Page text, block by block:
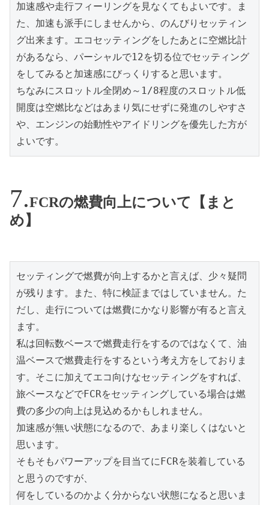
加速感や走行フィーリングを見なくてもよいです。ま
た、加速も派手にしませんから、のんびりセッティン
グ出来ます。エコセッティングをしたあとに空燃比計
があるなら、パーシャルで12を切る位でセッティング
をしてみると加速感にびっくりすると思います。
ちなみにスロットル全閉め～1/8程度のスロットル低
開度は空燃比などはあまり気にせずに発進のしやすさ
や、エンジンの始動性やアイドリングを優先した方が
よいです。
FCRの燃費向上について【まと
め】
セッティングで燃費が向上するかと言えば、少々疑問
が残ります。また、特に検証まではしていません。た
だし、走行については燃費にかなり影響が有ると言え
ます。
私は回転数ベースで燃費走行をするのではなくて、油
温ベースで燃費走行をするという考え方をしておりま
す。そこに加えてエコ向けなセッティングをすれば、
旅ベースなどでFCRをセッティングしている場合は燃
費の多少の向上は見込めるかもしれません。
加速感が無い状態になるので、あまり楽しくはないと
思います。
そもそもパワーアップを目当てにFCRを装着している
と思うのですが、
何をしているのかよく分からない状態になると思いま